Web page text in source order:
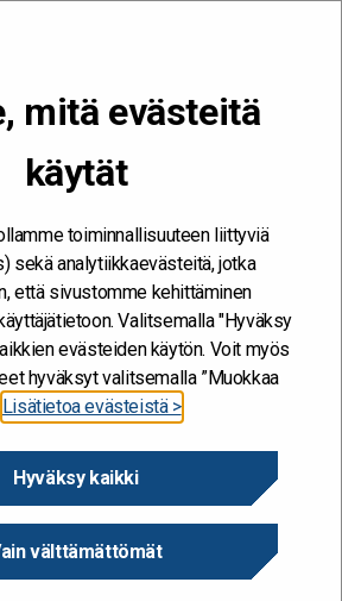
mitä evästeitä
käytät
toiminnallisuuteen liittyviä
sekä analytiikkaevästeitä, jotka
että sivustomme kehittäminen
Valitsemalla "Hyväksy
evästeiden käytön. Voit myös
hyväksyt valitsemalla ”Muokkaa
Lisätietoa evästeistä >
Hyväksy kaikki
välttämättömät
liikkuvuus rakentaa uutta työminää
liikkuvuus
työminää